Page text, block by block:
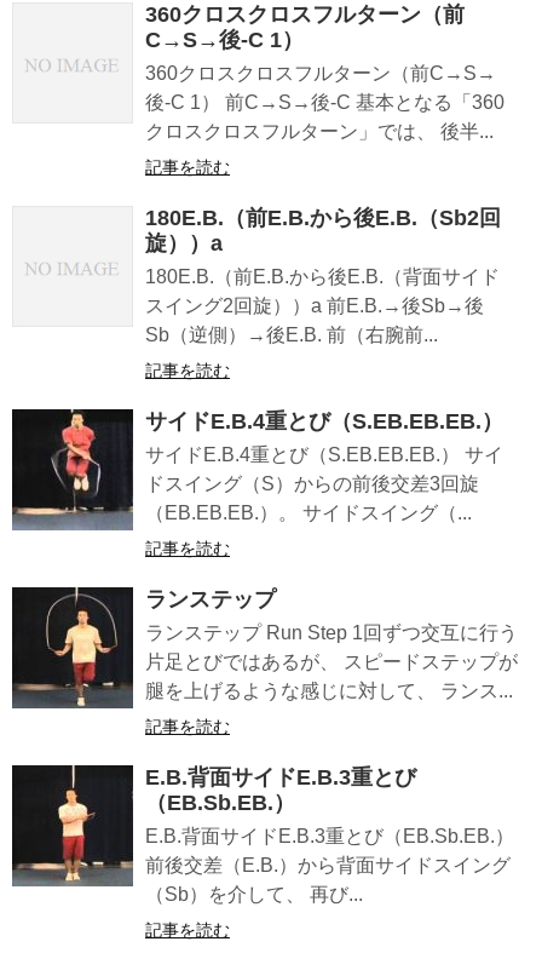
360クロスクロスフルターン（前
C→S→後-C 1）
360クロスクロスフルターン（前C→S→
後-C 1） 前C→S→後-C 基本となる「360
クロスクロスフルターン」では、 後半...
記事を読む
180E.B.（前E.B.から後E.B.（Sb2回
旋））a
180E.B.（前E.B.から後E.B.（背面サイド
スイング2回旋））a 前E.B.→後Sb→後
Sb（逆側）→後E.B. 前（右腕前...
記事を読む
サイドE.B.4重とび（S.EB.EB.EB.）
サイドE.B.4重とび（S.EB.EB.EB.） サイ
ドスイング（S）からの前後交差3回旋
（EB.EB.EB.）。 サイドスイング（...
記事を読む
ランステップ
ランステップ Run Step 1回ずつ交互に行う
片足とびではあるが、 スピードステップが
腿を上げるような感じに対して、 ランス...
記事を読む
E.B.背面サイドE.B.3重とび
（EB.Sb.EB.）
E.B.背面サイドE.B.3重とび（EB.Sb.EB.）
前後交差（E.B.）から背面サイドスイング
（Sb）を介して、 再び...
記事を読む